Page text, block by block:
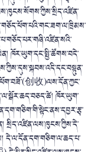
ཁོར་ཡུག་དང་སྤྱི་ཚོགས་བདེ་
创收)ལས་དོན་ཀྱང་
ཁོར་ཡུག་
སྲིད་འཛིན་ལས་ཁུངས་ཀྱིས་དེ་